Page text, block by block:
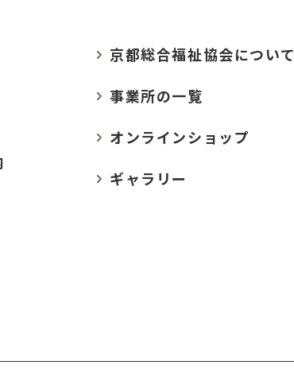
京都総合福祉協会について
事業所の一覧
オンラインショップ
ギャラリー